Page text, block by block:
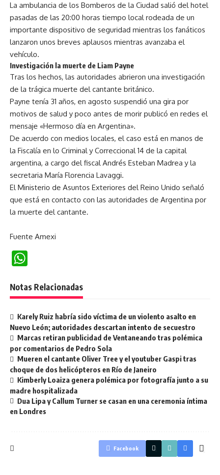
La ambulancia de los Bomberos de la Ciudad salió del hotel
pasadas de las 20:00 horas tiempo local rodeada de un
importante dispositivo de seguridad mientras los fanáticos
lanzaron unos breves aplausos mientras avanzaba el
vehículo.
Investigación la muerte de Liam Payne
Tras los hechos, las autoridades abrieron una investigación
de la trágica muerte del cantante británico.
Payne tenía 31 años, en agosto suspendió una gira por
motivos de salud y poco antes de morir publicó en redes el
mensaje «Hermoso día en Argentina».
De acuerdo con medios locales, el caso está en manos de
la Fiscalía en lo Criminal y Correccional 14 de la capital
argentina, a cargo del fiscal Andrés Esteban Madrea y la
secretaria María Florencia Lavaggi.
El Ministerio de Asuntos Exteriores del Reino Unido señaló
que está en contacto con las autoridades de Argentina por
la muerte del cantante.
Fuente Amexi
Notas Relacionadas
Karely Ruiz habría sido víctima de un violento asalto en
Nuevo León; autoridades descartan intento de secuestro
Marcas retiran publicidad de Ventaneando tras polémica
por comentarios de Pedro Sola
Mueren el cantante Oliver Tree y el youtuber Gaspi tras
choque de dos helicópteros en Río de Janeiro
Kimberly Loaiza genera polémica por fotografía junto a su
madre hospitalizada
Dua Lipa y Callum Turner se casan en una ceremonia íntima
en Londres
Facebook